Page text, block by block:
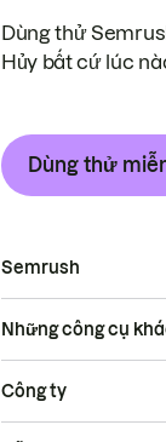
Dùng thử
Hủy bất cứ lúc
Dùng thử
Semrush
Những công cụ
Công ty